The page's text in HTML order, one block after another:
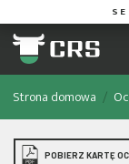
Strona domowa
POBIERZ KARTĘ